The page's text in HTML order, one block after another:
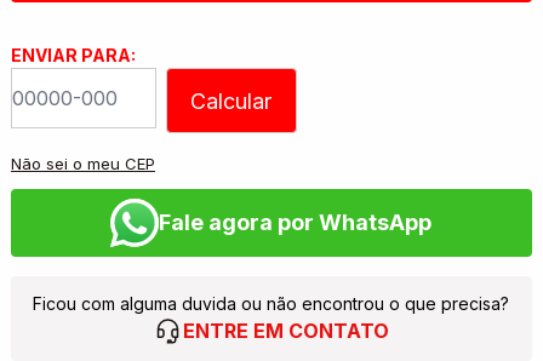
ENVIAR PARA:
Calcular
Não sei o meu CEP
Fale agora por WhatsApp
Ficou com alguma duvida ou não encontrou o que precisa?
ENTRE EM CONTATO